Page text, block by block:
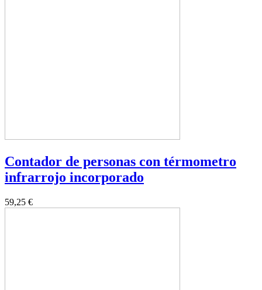
Contador de personas con térmometro
infrarrojo incorporado
59,25 €